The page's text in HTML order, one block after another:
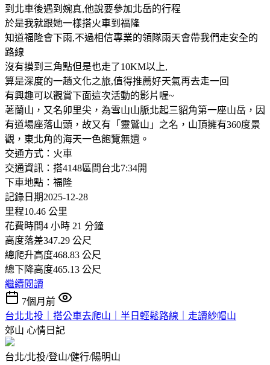
到北車後遇到婉真,他說要參加北岳的行程
於是我就跟她一樣搭火車到福隆
知道福隆會下雨,不過相信專業的領隊雨天會帶我們走安全的
路線
沒有摸到三角點但是也走了10KM以上,
算是深度的一趟文化之旅,值得推薦好天氣再去走一回
有興趣可以觀賞下面這次活動的影片喔~
荖蘭山，又名卯里尖，為雪山山脈北起三貂角第一座山岳，因
有道場座落山頭，故又有「靈鷲山」之名，山頂擁有360度景
觀，東北角的海天一色飽覽無遺。
交通方式：火車
交通資訊：搭4148區間台北7:34開
下車地點：福隆
記錄日期2025-12-28
里程10.46 公里
花費時間4 小時 21 分鐘
高度落差347.29 公尺
總爬升高度468.83 公尺
總下降高度465.13 公尺
繼續閱讀
7個月前
台北北投｜搭公車去爬山｜半日輕鬆路線｜走讀紗帽山
郊山 心情日記
台北/北投/登山/健行/陽明山